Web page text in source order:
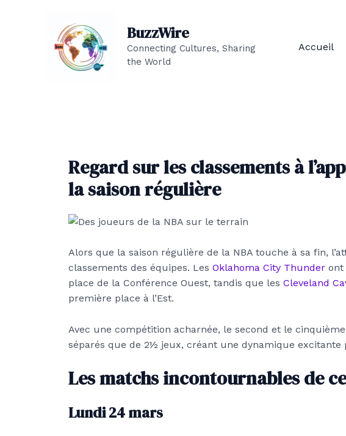
BuzzWire
Connecting Cultures, Sharing
the World
Accueil
Regard sur les classements à
la saison régulière
Alors que la saison régulière de la NBA touche à sa fin,
classements des équipes. Les Oklahoma City Thunder ont
place de la Conférence Ouest, tandis que les Cleveland
première place à l’Est.
Avec une compétition acharnée, le second et le
séparés que de 2½ jeux, créant une dynamique excitante
Les matchs incontournables de
Lundi 24 mars